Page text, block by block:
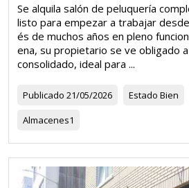
Se alquila salón de peluquería
listo para empezar a trabajar
és de muchos años en pleno
ena, su propietario se ve obligado
consolidado, ideal para ...
Publicado 21/05/2026 Estado Bien
Almacenes1